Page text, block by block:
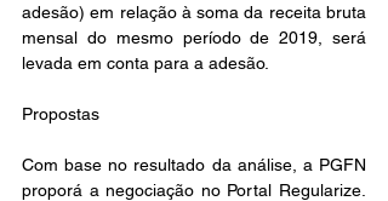
adesão) em relação à soma da receita bruta
mensal do mesmo período de 2019, será
levada em conta para a adesão.
Propostas
Com base no resultado da análise, a PGFN
proporá a negociação no Portal Regularize.